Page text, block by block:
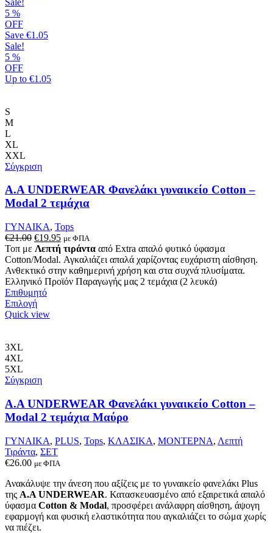
5 %
OFF
Save €1.05
Sale!
5 %
OFF
Up to €1.05
S
M
L
XL
XXL
Σύγκριση
Α.A UNDERWEAR Φανελάκι γυναικείο Cotton –
Modal 2 τεμάχια
ΓΥΝΑΙΚΑ, Tops
€21.00 Original
price
was:
€21.00.
€19.95Η
τρέχουσα
τιμή
είναι:
€19.95.
με ΦΠΑ
Τοπ με Λεπτή τιράντα από Extra απαλό φυτικό ύφασμα
Cotton/Modal. Αγκαλιάζει απαλά χαρίζοντας ευχάριστη αίσθηση.
Ανθεκτικό στην καθημερινή χρήση και στα συχνά πλυσίματα.
Ελληνικό Προϊόν Παραγωγής μας 2 τεμάχια (2 λευκά)
Επιθυμητό
ΕπιλογήΑυτό
το
επιλογές
να
επιλεγούν
στη
του
προϊόντος
Quick view
3XL
4XL
5XL
Σύγκριση
Α.A UNDERWEAR Φανελάκι γυναικείο Cotton –
Modal 2 τεμάχια Μαύρο
ΓΥΝΑΙΚΑ, PLUS, Tops, ΚΛΑΣΙΚΑ, ΜΟΝΤΕΡΝΑ, Λεπτή
Τιράντα, ΣΕΤ
€26.00 με ΦΠΑ
Ανακάλυψε την άνεση που αξίζεις με το γυναικείο φανελάκι Plus
της Α.Α UNDERWEAR. Κατασκευασμένο από εξαιρετικά απαλό
ύφασμα Cotton & Modal, προσφέρει ανάλαφρη αίσθηση, άψογη
εφαρμογή και φυσική ελαστικότητα που αγκαλιάζει το σώμα χωρίς
να πιέζει.